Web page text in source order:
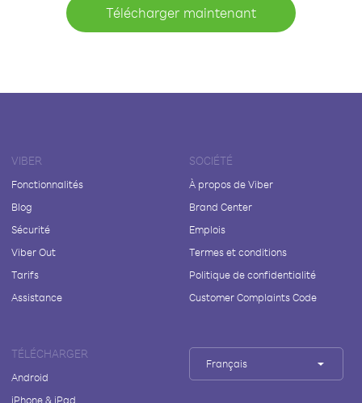
Télécharger maintenant
VIBER
Fonctionnalités
Blog
Sécurité
Viber Out
Tarifs
Assistance
SOCIÉTÉ
À propos de Viber
Brand Center
Emplois
Termes et conditions
Politique de confidentialité
Customer Complaints Code
TÉLÉCHARGER
Android
iPhone & iPad
Français